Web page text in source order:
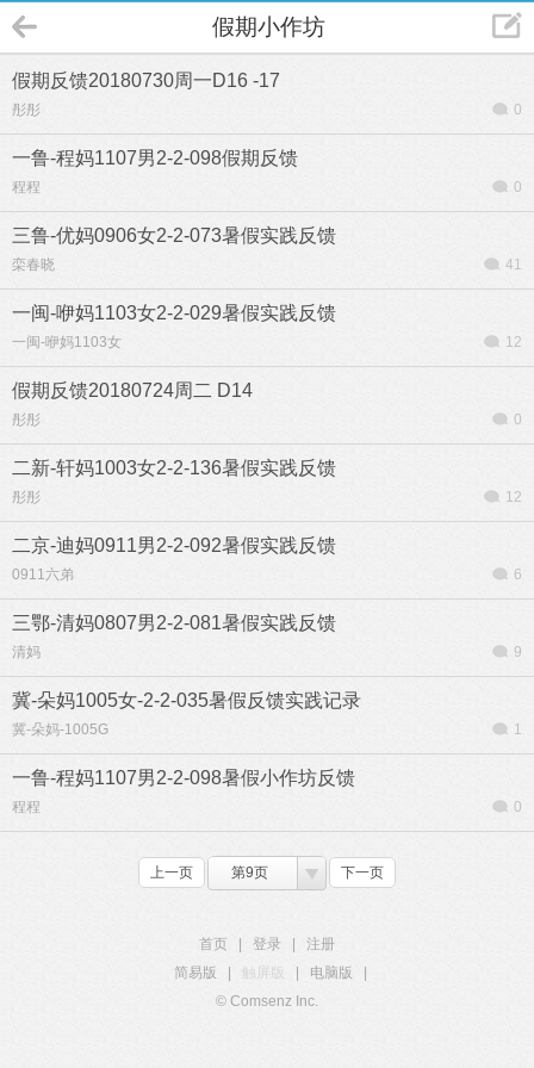
假期小作坊
假期反馈20180730周一D16 -17
彤彤 0
一鲁-程妈1107男2-2-098假期反馈
程程 0
三鲁-优妈0906女2-2-073暑假实践反馈
栾春晓 41
一闽-咿妈1103女2-2-029暑假实践反馈
一闽-咿妈1103女 12
假期反馈20180724周二 D14
彤彤 0
二新-轩妈1003女2-2-136暑假实践反馈
彤彤 12
二京-迪妈0911男2-2-092暑假实践反馈
0911六弟 6
三鄂-清妈0807男2-2-081暑假实践反馈
清妈 9
冀-朵妈1005女-2-2-035暑假反馈实践记录
冀-朵妈-1005G 1
一鲁-程妈1107男2-2-098暑假小作坊反馈
程程 0
上一页 第9页 下一页
首页 登录
注册
简易版
触屏版 电脑版
© Comsenz Inc.